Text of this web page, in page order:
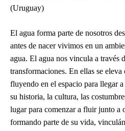
(Uruguay)
El agua forma parte de nosotros
antes de nacer vivimos en un
agua. El agua nos vincula a través
transformaciones. En ellas se
fluyendo en el espacio para llegar
su historia, la cultura, las
lugar para comenzar a fluir junto a
formando parte de su vida,